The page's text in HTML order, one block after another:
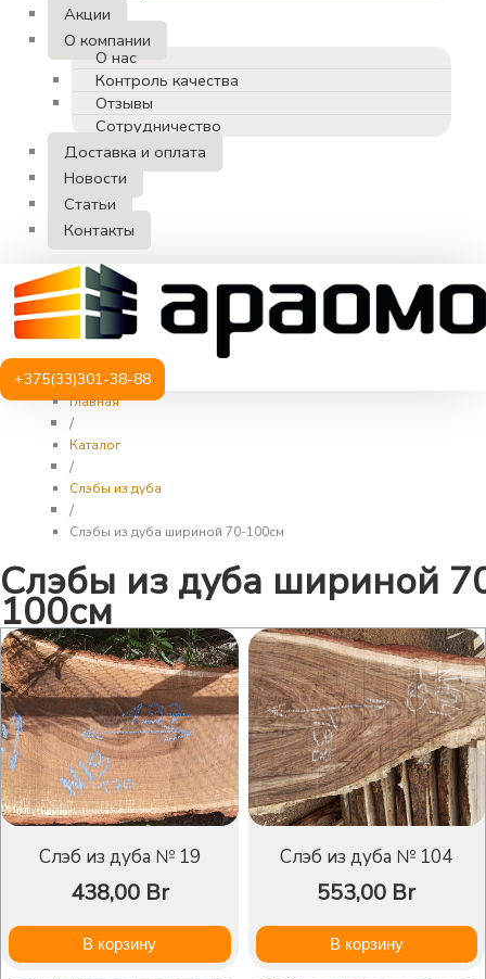
Акции
О компании
О нас
Контроль качества
Отзывы
Сотрудничество
Доставка и оплата
Новости
Статьи
Контакты
+375(33)301-38-88
Главная
/
Каталог
/
Слэбы из дуба
/
Слэбы из дуба шириной 70-100см
Слэбы из дуба шириной
100см
Слэб из дуба № 19
438,00 Br
В корзину
Слэб из дуба № 104
553,00 Br
В корзину